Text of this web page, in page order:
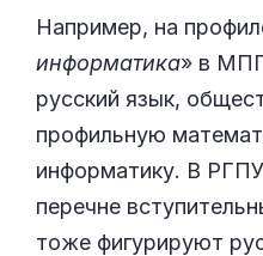
Например, на
информатика» в
русский язык,
профильную
информатику. В
перечне
тоже фигурируют